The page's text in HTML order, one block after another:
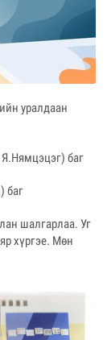
уралдаан
баг
баг
шалгарлаа. Уг
хүргэе. Мөн